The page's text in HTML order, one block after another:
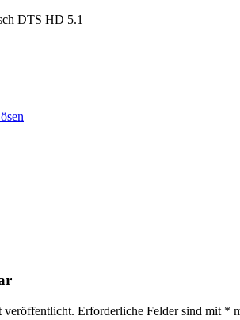
DTS HD 5.1
veröffentlicht. Erforderliche Felder sind mit *